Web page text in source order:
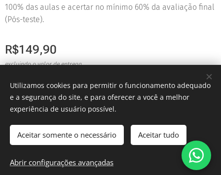
100% das aulas e acertar no mínimo 60% da avaliação final
(Pós-teste).
R$149,90
excluindo o valor de entrega
© 2025 Evoluir Segurança e Saúde no Trabalho
Utilizamos cookies para permitir o funcionamento adequado
e a segurança do site, e para oferecer a você a melhor
experiência de usuário possível.
Aceitar somente o necessário Aceitar tudo
Abrir configurações avançadas